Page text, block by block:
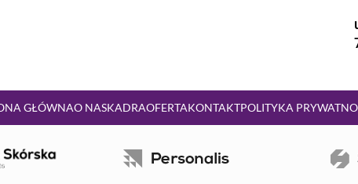
GŁÓWNAO NASKADRAOFERTAKONTAKTPOLITYKA